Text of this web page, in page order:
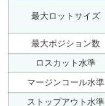
最大ロットサイズ
最大ポジション数
ロスカット水準
マージンコール水準
ストップアウト水準